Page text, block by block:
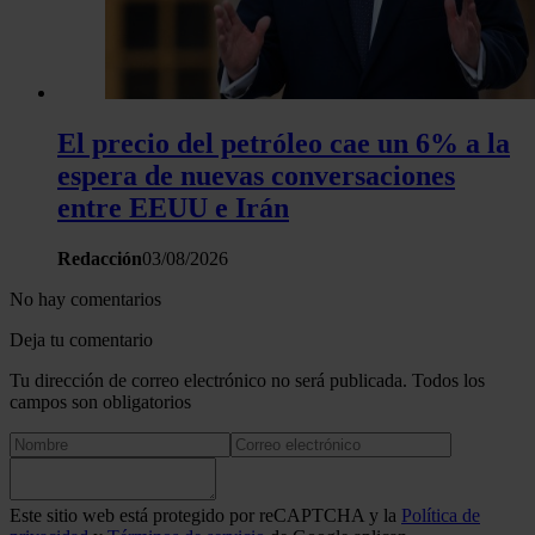
hecho de sus servicios.
El precio del petróleo cae un 6% a la
espera de nuevas conversaciones
entre EEUU e Irán
Redacción03/08/2026
No hay comentarios
Deja tu comentario
Tu dirección de correo electrónico no será publicada. Todos los
campos son obligatorios
Este sitio web está protegido por reCAPTCHA y la Política de